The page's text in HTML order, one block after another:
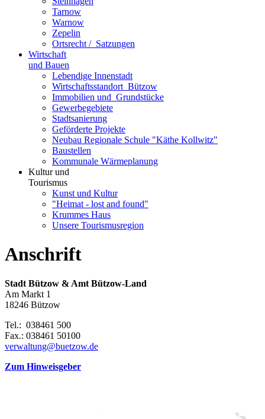
Tarnow
Warnow
Zepelin
Ortsrecht / ­ Satzungen
Wirtschaft
und Bauen
Lebendige Innenstadt
Wirtschaftsstand­ort ­ Bützow
Immobilien und ­ Grundstücke
Gewerbegebiete
Stadtsanierung
Geförderte Projekte
Neubau Regionale Schule "Käthe Kollwitz"
Baustellen
Kommunale Wärmeplanung
Kultur und
Tourismus
Kunst und Kultur
"Heimat - lost and found"
Krummes Haus
Unsere Tourismusregion
Anschrift
Stadt Bützow & Amt Bützow-Land
Am Markt 1
18246 Bützow
Tel.: 038461 500
Fax.: 038461 50100
verwaltung@buetzow.de
Zum Hinweisgeber